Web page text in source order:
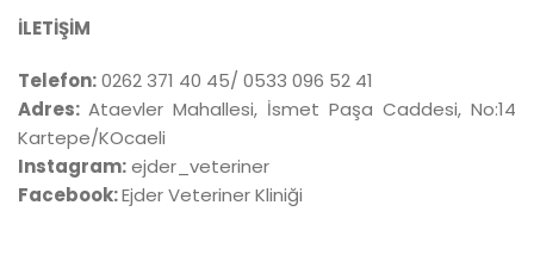
İLETİŞİM
Telefon:0262 371 40 45/ 0533 096 52 41
Adres: Ataevler Mahallesi, İsmet Paşa Caddesi, No:14
Kartepe/KOcaeli
Instagram:ejder_veteriner
Facebook:Ejder Veteriner Kliniği